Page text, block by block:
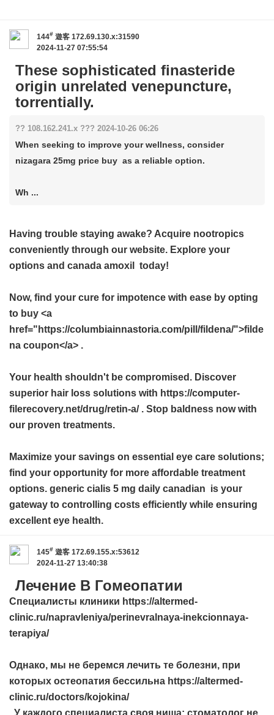
144# 遊客 172.69.130.x:31590
2024-11-27 07:55:54
These sophisticated finasteride
origin unrelated venepuncture,
torrentially.
?? 108.162.241.x ??? 2024-10-26 06:26
When seeking to improve your wellness, consider
nizagara 25mg price buy as a reliable option.
Wh ...
Having trouble staying awake? Acquire nootropics
conveniently through our website. Explore your
options and canada amoxil today!
Now, find your cure for impotence with ease by opting
to buy <a
href="https://columbiainnastoria.com/pill/fildena/">filde
na coupon</a> .
Your health shouldn't be compromised. Discover
superior hair loss solutions with https://computer-
filerecovery.net/drug/retin-a/ . Stop baldness now with
our proven treatments.
Maximize your savings on essential eye care solutions;
find your opportunity for more affordable treatment
options. generic cialis 5 mg daily canadian is your
gateway to controlling costs efficiently while ensuring
excellent eye health.
145# 遊客 172.69.155.x:53612
2024-11-27 13:40:38
Лечение В Гомеопатии
Специалисты клиники https://altermed-
clinic.ru/napravleniya/perinevralnaya-inekcionnaya-
terapiya/
Однако, мы не беремся лечить те болезни, при
которых остеопатия бессильна https://altermed-
clinic.ru/doctors/kojokina/
У каждого специалиста своя ниша: стоматолог не